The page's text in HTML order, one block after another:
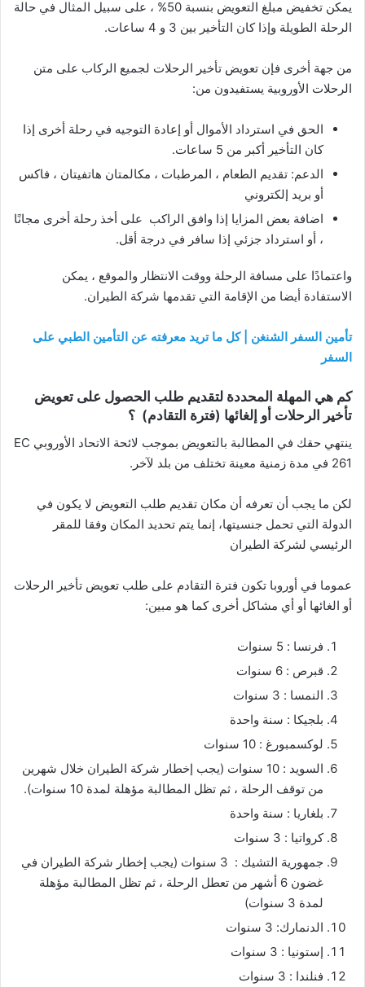
يمكن تخفيض مبلغ التعويض بنسبة 50% ، على سبيل المثال في حالة
الرحلة الطويلة وإذا كان التأخير بين 3 و 4 ساعات.
من جهة أخرى فإن تعويض تأخير الرحلات لجميع الركاب على متن
الرحلات الأوروبية يستفيدون من:
الحق في استرداد الأموال أو إعادة التوجيه في رحلة أخرى إذا
كان التأخير أكبر من 5 ساعات.
الدعم: تقديم الطعام ، المرطبات ، مكالمتان هاتفيتان ، فاكس
أو بريد إلكتروني
اضافة بعض المزايا إذا وافق الراكب على أخذ رحلة أخرى مجانًا
، أو استرداد جزئي إذا سافر في درجة أقل.
واعتمادًا على مسافة الرحلة ووقت الانتظار والموقع ، يمكن
الاستفادة أيضا من الإقامة التي تقدمها شركة الطيران.
تأمين السفر الشنغن | كل ما تريد معرفته عن التأمين الطبي على
السفر
كم هي المهلة المحددة لتقديم طلب الحصول على تعويض
تأخير الرحلات أو إلغائها (فترة التقادم) ؟
ينتهي حقك في المطالبة بالتعويض بموجب لائحة الاتحاد الأوروبي EC
261 في مدة زمنية معينة تختلف من بلد لآخر.
لكن ما يجب أن تعرفه أن مكان تقديم طلب التعويض لا يكون في
الدولة التي تحمل جنسيتها، إنما يتم تحديد المكان وفقا للمقر
الرئيسي لشركة الطيران
عموما في أوروبا تكون فترة التقادم على طلب تعويض تأخير الرحلات
أو الغائها أو أي مشاكل أخرى كما هو مبين:
فرنسا : 5 سنوات
قبرص : 6 سنوات
النمسا : 3 سنوات
بلجيكا : سنة واحدة
لوكسمبورغ : 10 سنوات
السويد : 10 سنوات (يجب إخطار شركة الطيران خلال شهرين
من توقف الرحلة ، ثم تظل المطالبة مؤهلة لمدة 10 سنوات).
بلغاريا : سنة واحدة
كرواتيا : 3 سنوات
جمهورية التشيك : 3 سنوات (يجب إخطار شركة الطيران في
غضون 6 أشهر من تعطل الرحلة ، ثم تظل المطالبة مؤهلة
لمدة 3 سنوات)
الدنمارك: 3 سنوات
إستونيا : 3 سنوات
فنلندا : 3 سنوات